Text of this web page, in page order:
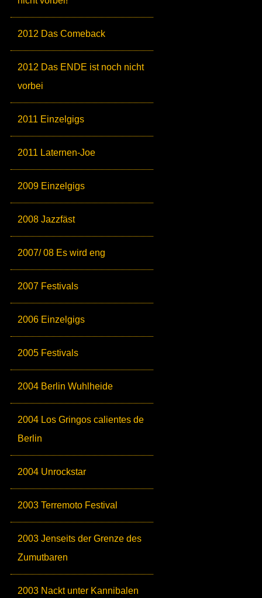
2012 Das Comeback
2012 Das ENDE ist noch nicht
vorbei
2011 Einzelgigs
2011 Laternen-Joe
2009 Einzelgigs
2008 Jazzfäst
2007/ 08 Es wird eng
2007 Festivals
2006 Einzelgigs
2005 Festivals
2004 Berlin Wuhlheide
2004 Los Gringos calientes de
Berlin
2004 Unrockstar
2003 Terremoto Festival
2003 Jenseits der Grenze des
Zumutbaren
2003 Nackt unter Kannibalen